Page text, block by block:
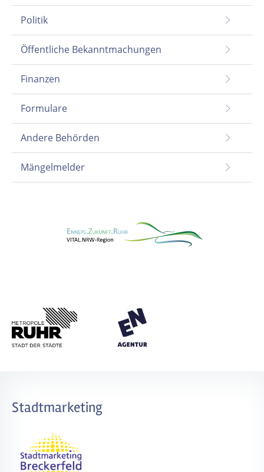
Politik
Öffentliche Bekanntmachungen
Finanzen
Formulare
Andere Behörden
Mängelmelder
Stadtmarketing